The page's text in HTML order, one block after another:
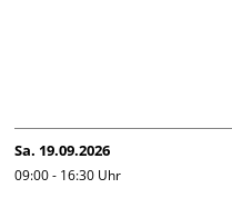
Sa. 19.09.2026
09:00 - 16:30 Uhr